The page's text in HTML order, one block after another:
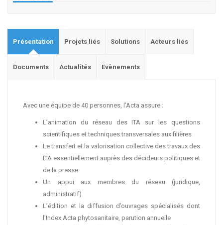
Présentation Projets liés Solutions Acteurs liés
Documents Actualités Evènements
Avec une équipe de 40 personnes, l’Acta assure :
L’animation du réseau des ITA sur les questions
scientifiques et techniques transversales aux filières
Le transfert et la valorisation collective des travaux des
ITA essentiellement auprès des décideurs politiques et
de la presse
Un appui aux membres du réseau (juridique,
administratif)
L’édition et la diffusion d’ouvrages spécialisés dont
l’Index Acta phytosanitaire, parution annuelle